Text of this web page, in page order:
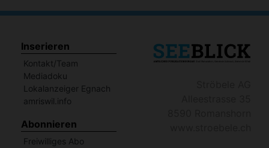
Inserieren
Kontakt/Team
Mediadoku
Lokalanzeiger Egnach
amriswil.info
Abonnieren
Freiwilliges Abo